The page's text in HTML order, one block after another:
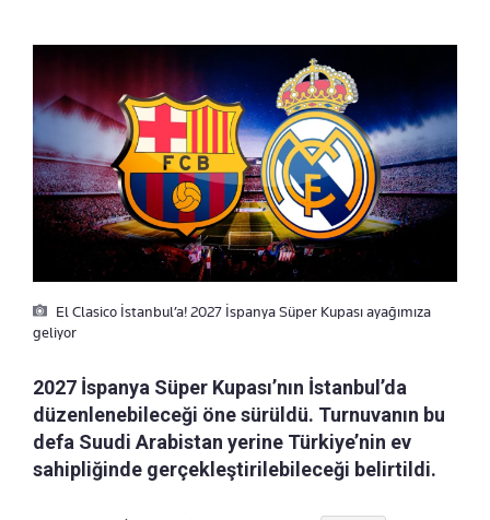
El Clasico İstanbul’a! 2027 İspanya Süper Kupası ayağımıza
geliyor
2027 İspanya Süper Kupası’nın İstanbul’da
düzenlenebileceği öne sürüldü. Turnuvanın bu
defa Suudi Arabistan yerine Türkiye’nin ev
sahipliğinde gerçekleştirilebileceği belirtildi.